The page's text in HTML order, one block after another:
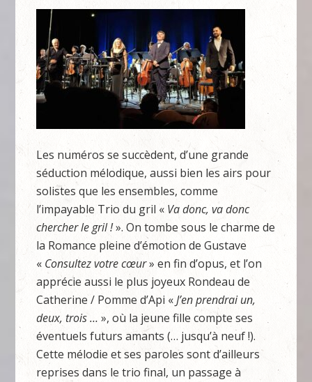
Les numéros se succèdent, d’une grande
séduction mélodique, aussi bien les airs pour
solistes que les ensembles, comme
l’impayable Trio du gril « Va donc, va donc
chercher le gril !». On tombe sous le charme de
la Romance pleine d’émotion de Gustave
« Consultez votre cœur» en fin d’opus, et l’on
apprécie aussi le plus joyeux Rondeau de
Catherine / Pomme d’Api «J’en prendrai un,
deux, trois …», où la jeune fille compte ses
éventuels futurs amants (… jusqu’à neuf !).
Cette mélodie et ses paroles sont d’ailleurs
reprises dans le trio final, un passage à